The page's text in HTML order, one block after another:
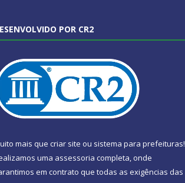
POR CR2
mais que criar site ou sistema para prefeituras!
uma assessoria completa, onde
em contrato que todas as exigências das